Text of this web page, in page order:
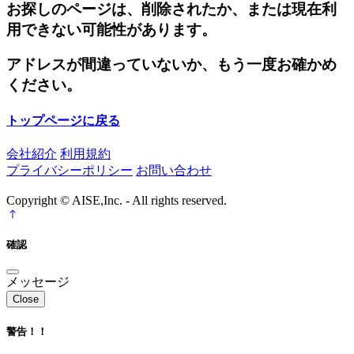
お探しのページは、削除されたか、または現在利
用できない可能性があります。
アドレスが間違っていないか、もう一度お確かめ
ください。
トップページに戻る
会社紹介 利用規約
プライバシーポリシー お問い合わせ
Copyright © AISE,Inc. - All rights reserved.
確認
メッセージ
Close
警告！！